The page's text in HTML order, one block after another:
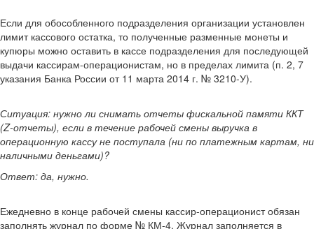
Если для обособленного подразделения организации установлен
лимит кассового остатка, то полученные разменные монеты и
купюры можно оставить в кассе подразделения для последующей
выдачи кассирам-операционистам, но в пределах лимита (п. 2, 7
указания Банка России от 11 марта 2014 г. № 3210-У).
Ситуация: нужно ли снимать отчеты фискальной памяти ККТ
(Z-отчеты), если в течение рабочей смены выручка в
операционную кассу не поступала (ни по платежным картам, ни
наличными деньгами)?
Ответ: да, нужно.
Ежедневно в конце рабочей смены кассир-операционист обязан
заполнять журнал по форме № КМ-4. Журнал заполняется в